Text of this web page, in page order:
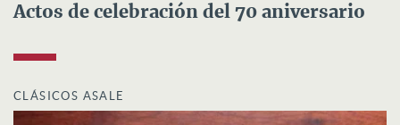
Actos de celebración del 70 aniversario
CLÁSICOS ASALE